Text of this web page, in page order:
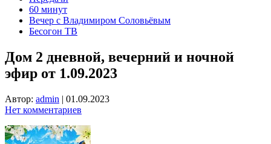
60 минут
Вечер с Владимиром Соловьёвым
Бесогон ТВ
Дом 2 дневной, вечерний и ночной
эфир от 1.09.2023
Автор: admin | 01.09.2023
Нет комментариев